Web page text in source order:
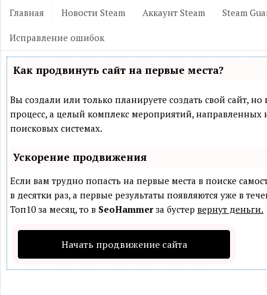
Главная Новости Steam Аккаунт Steam Steam
Исправление ошибок
Как продвинуть сайт на первые места?
Вы создали или только планируете создать свой сайт,
процесс, а целый комплекс мероприятий,
поисковых системах.
Ускорение продвижения
Если вам трудно попасть на первые места в поиске
в десятки раз, а первые результаты появляются уже в
Топ10 за месяц, то в SeoHammerза бустер вернут деньги.
Начать продвижение сайта